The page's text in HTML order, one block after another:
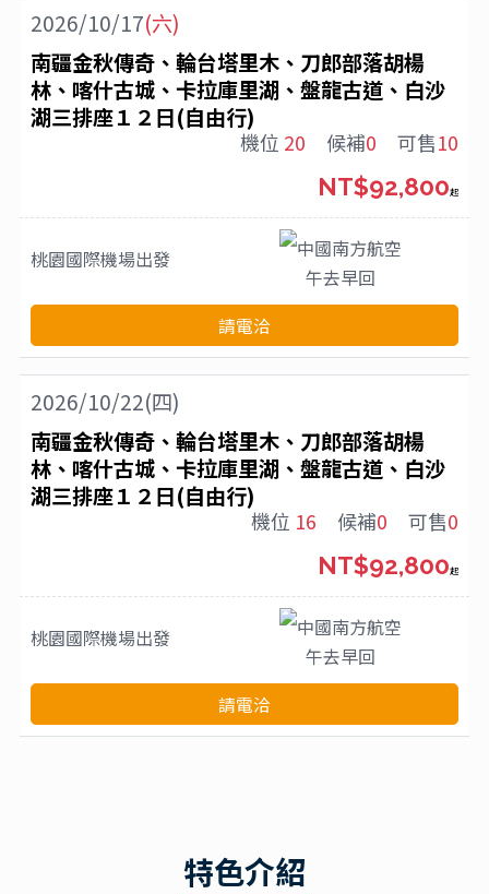
2026/10/17(六)
南疆金秋傳奇、輪台塔里木、刀郎部落胡楊
林、喀什古城、卡拉庫里湖、盤龍古道、白沙
湖三排座１２日(自由行)
機位 20 候補0 可售10
桃園國際機場出發
中國南方航空
午去早回
NT$92,800起
請電洽
2026/10/22(四)
南疆金秋傳奇、輪台塔里木、刀郎部落胡楊
林、喀什古城、卡拉庫里湖、盤龍古道、白沙
湖三排座１２日(自由行)
機位 16 候補0 可售0
桃園國際機場出發
中國南方航空
午去早回
NT$92,800起
請電洽
特色介紹